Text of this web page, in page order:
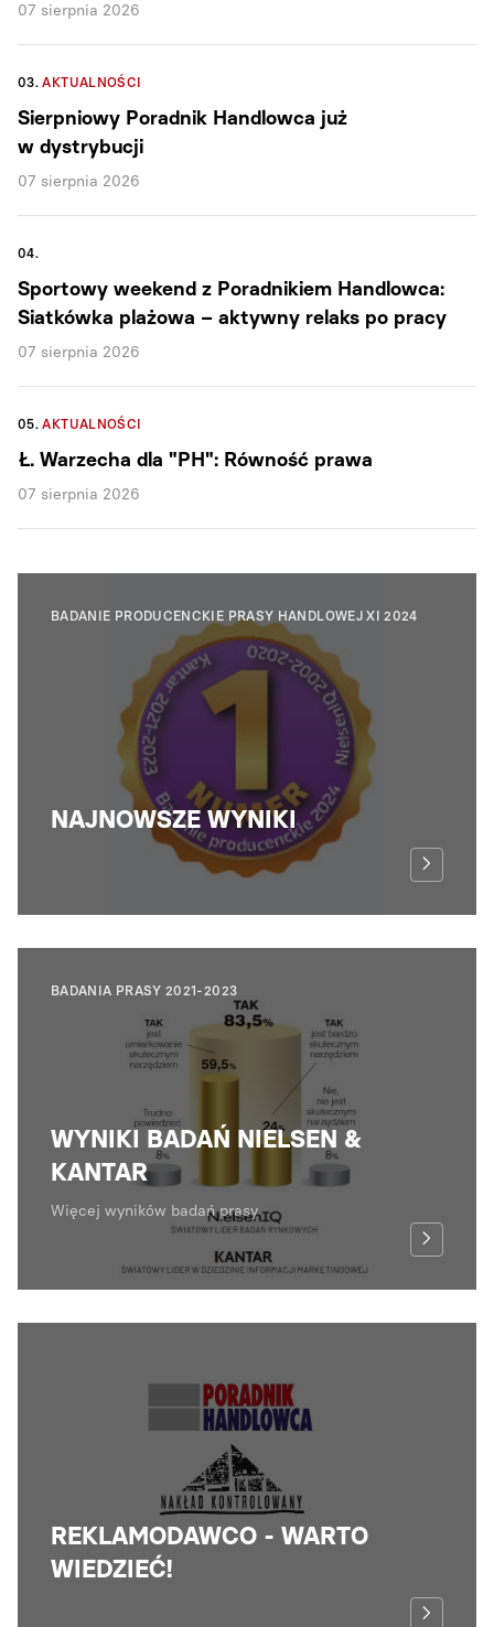
07 sierpnia 2026
03. AKTUALNOŚCI
Sierpniowy Poradnik Handlowca już
w dystrybucji
07 sierpnia 2026
04.
Sportowy weekend z Poradnikiem Handlowca:
Siatkówka plażowa – aktywny relaks po pracy
07 sierpnia 2026
05. AKTUALNOŚCI
Ł. Warzecha dla "PH": Równość prawa
07 sierpnia 2026
BADANIE PRODUCENCKIE PRASY HANDLOWEJ XI 2024
NAJNOWSZE WYNIKI
BADANIA PRASY 2021-2023
WYNIKI BADAŃ NIELSEN &
KANTAR
Więcej wyników badań prasy
REKLAMODAWCO - WARTO
WIEDZIEĆ!